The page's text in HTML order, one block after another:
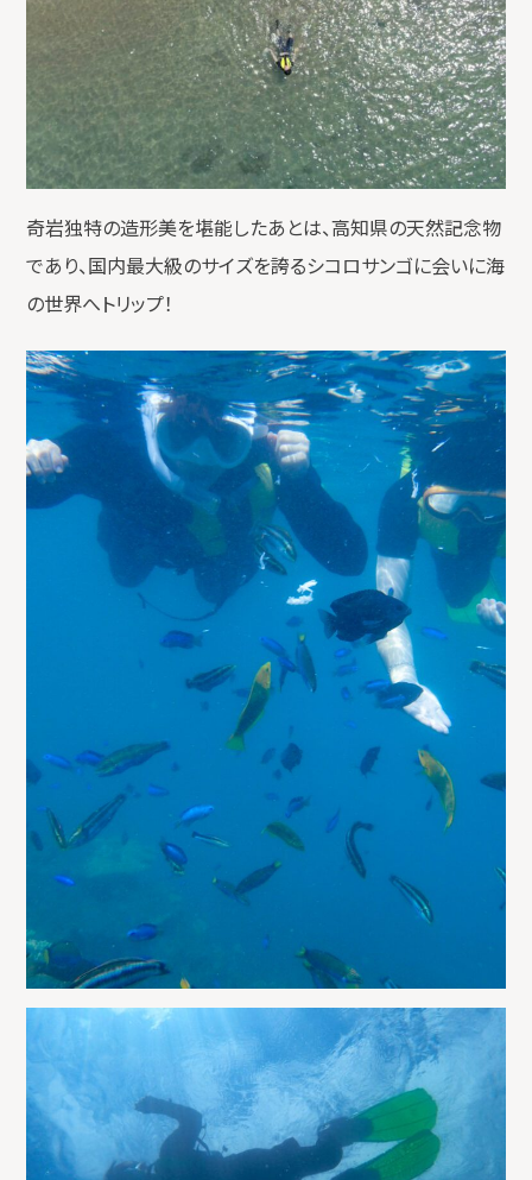
奇岩独特の造形美を堪能したあとは、高知県の天然記念物
であり、国内最大級のサイズを誇るシコロサンゴに会いに海
の世界へトリップ！